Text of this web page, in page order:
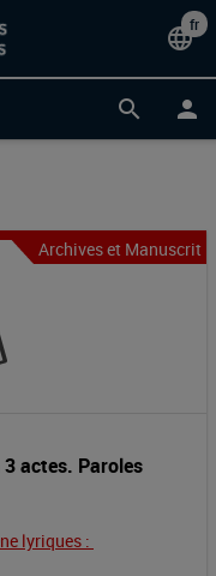
language
de
fr
search person
Archives et Manuscrit
actes. Paroles
lyriques :